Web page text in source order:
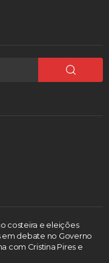
costeira e eleições
em debate no Governo
com Cristina Pires e